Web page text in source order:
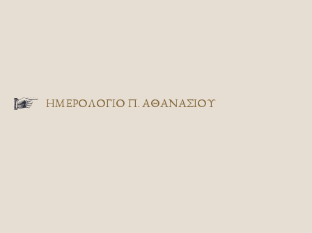
ΗΜΕΡΟΛΟΓΙΟ Π. ΑΘΑΝΑΣΙΟΥ